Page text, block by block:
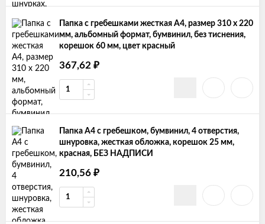
Папка с гребешками жесткая А4, размер 310 х 220
мм, альбомный формат, бумвинил, без тиснения,
корешок 60 мм, цвет красный
367,62 ₽
Папка А4 с гребешком, бумвинил, 4 отверстия,
шнуровка, жесткая обложка, корешок 25 мм,
красная, БЕЗ НАДПИСИ
210,56 ₽